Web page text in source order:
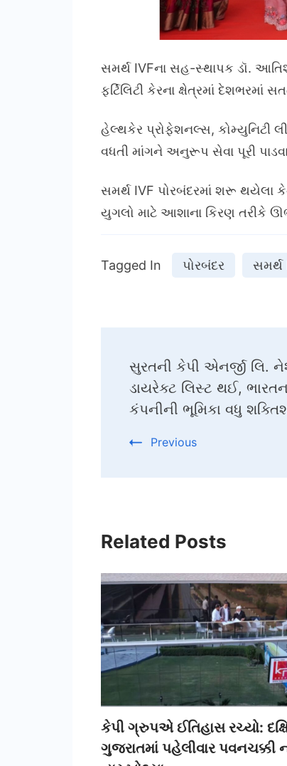
સમર્થ IVFના સહ-સ્થાપક ડૉ.
ફર્ટિલિટી કેરના ક્ષેત્રમાં દેશભરમાં
હેલ્થકેર પ્રોફેશનલ્સ, કોમ્યુનિટી
વધતી માંગને અનુરૂપ સેવા પૂરી
સમર્થ IVF પોરબંદરમાં શરૂ થયેલા
યુગલો માટે આશાના કિરણ તરીકે
Tagged In પોરબંદર સમર્થ
Navigation
સુરતની કેપી એનર્જી
ડાયરેક્ટ લિસ્ટ થઈ,
કંપનીની ભૂમિકા વધુ
Previous
Related Posts
કેપી ગ્રુપએ ઈતિહાસ રચ્યો:
ગુજરાતમાં પહેલીવાર પવનચક્કી